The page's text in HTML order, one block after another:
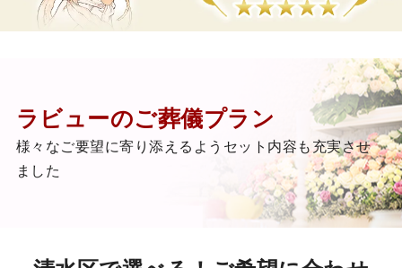
ラビューのご葬儀プラン
様々なご要望に寄り添えるようセット内容も充実させ
ました